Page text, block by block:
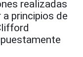
realizadas
principios de